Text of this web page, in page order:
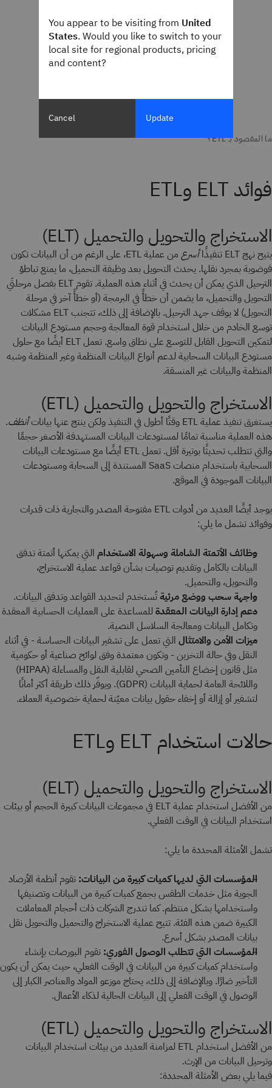
فوائد ELT وETL
الاستخراج والتحويل والتحميل (ELT)
يتيح نهج ELT تنفيذًا أسرع
من عملية ETL، على الرغم من أن البيانات تكون
فوضوية بمجرد نقلها. يحدث التحويل بعد وظيفة التحميل، ما يمنع تباطؤ
الترحيل الذي يمكن أن يحدث في أثناء هذه العملية. تقوم ELT بفصل مرحلتَي
التحويل والتحميل، ما يضمن أن خطأً في البرمجة (أو خطأً آخر في مرحلة
التحويل) لا يوقف جهد الترحيل. بالإضافة إلى ذلك، تتجنب ELT مشكلات
توسع الخادم من خلال استخدام قوة المعالجة وحجم مستودع البيانات
لتمكين التحويل القابل للتوسع على نطاق واسع. تعمل ELT أيضًا مع حلول
مستودع البيانات السحابية لدعم أنواع البيانات المنظمة وغير المنظمة وشبه
المنظمة والبيانات غير المنسقة.
الاستخراج والتحويل والتحميل (ETL)
يستغرق تنفيذ عملية ETL وقتًا أطول في التنفيذ ولكن ينتج عنها بيانات أنظف.
هذه العملية مناسبة تمامًا لمستودعات البيانات المستهدفة الأصغر حجمًا
والتي تتطلب تحديثًا بوتيرة أقل. تعمل ETL أيضًا مع مستودعات البيانات
السحابية باستخدام منصات SaaS المستندة إلى السحابة ومستودعات
البيانات الموجودة في الموقع.
يوجد أيضًا العديد من أدوات ETL مفتوحة المصدر والتجارية ذات قدرات
وفوائد تشمل ما يلي:
وظائف الأتمتة الشاملة وسهولة الاستخدام التي يمكنها أتمتة تدفق
البيانات بالكامل وتقديم توصيات بشأن قواعد عملية الاستخراج،
والتحويل، والتحميل.
واجهة سحب ووضع مرئيةتُستخدم لتحديد القواعد وتدفق البيانات.
دعم إدارة البيانات المعقدة للمساعدة على العمليات الحسابية المعقدة
وتكامل البيانات ومعالجة السلاسل النصية.
ميزات الأمن والامتثال التي تعمل على تشفير البيانات الحساسة - في أثناء
النقل وفي حالة التخزين - وتكون معتمدة وفق لوائح صناعية أو حكومية
مثل قانون إخضاع التأمين الصحي لقابلية النقل والمساءلة (HIPAA)
واللائحة العامة لحماية البيانات (GDPR). ويوفّر ذلك طريقة أكثر أمانًا
لتشفير أو إزالة أو إخفاء حقول بيانات معيّنة لحماية خصوصية العملاء.
حالات استخدام ELT وETL
الاستخراج والتحويل والتحميل (ELT)
من الأفضل استخدام عملية ELT في مجموعات البيانات كبيرة الحجم أو بيئات
استخدام البيانات في الوقت الفعلي.
تشمل الأمثلة المحددة ما يلي:
المؤسسات التي لديها كميات كبيرة من البيانات: تقوم أنظمة الأرصاد
الجوية مثل خدمات الطقس بجمع كميات كبيرة من البيانات وتصنيفها
واستخدامها بشكل منتظم. كما تندرج الشركات ذات أحجام المعاملات
الكبيرة ضمن هذه الفئة. تتيح عملية الاستخراج والتحميل والتحويل نقل
بيانات المصدر بشكل أسرع.
المؤسسات التي تتطلب الوصول الفوري: تقوم البورصات بإنشاء
واستخدام كميات كبيرة من البيانات في الوقت الفعلي، حيث يمكن أن يكون
التأخير ضارًا. وبالإضافة إلى ذلك، يحتاج موزعو المواد والعناصر الكبار إلى
الوصول في الوقت الفعلي إلى البيانات الحالية لذكاء الأعمال.
الاستخراج والتحويل والتحميل (ETL)
من الأفضل استخدام ETL لمزامنة العديد من بيئات استخدام البيانات
وترحيل البيانات من الإرث.
فيما يلي بعض الأمثلة المحددة:
You appear to be visiting from United
States. Would you like to switch to your
local site for regional products, pricing
and content?
Cancel Update